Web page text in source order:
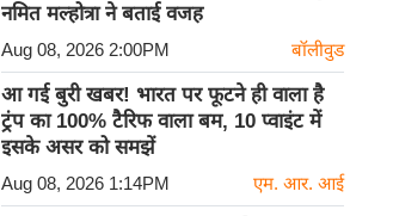
नमित मल्होत्रा ने बताई वजह
Aug 08, 2026 2:00PM बॉलीवुड
आ गई बुरी खबर! भारत पर फूटने ही वाला है
ट्रंप का 100% टैरिफ वाला बम, 10 प्वाइंट में
इसके असर को समझें
Aug 08, 2026 1:14PM एम. आर. आई